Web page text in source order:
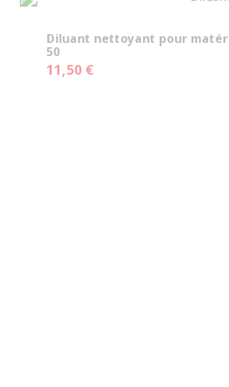
Diluant nettoyant pour
50
11,50 €